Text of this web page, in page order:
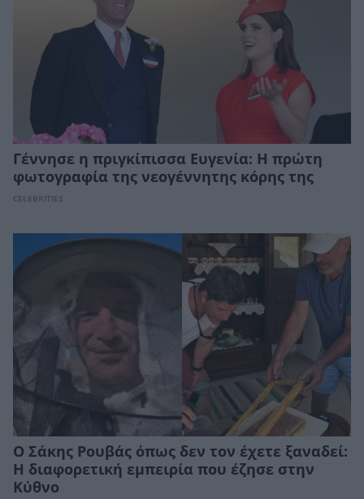
Γέννησε η πριγκίπισσα Ευγενία: Η πρώτη
φωτογραφία της νεογέννητης κόρης της
CELEBRITIES
Ο Σάκης Ρουβάς όπως δεν τον έχετε ξαναδεί:
Η διαφορετική εμπειρία που έζησε στην
Κύθνο